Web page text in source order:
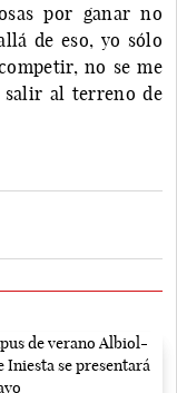
por ganar no
de eso, yo sólo
no se me
salir al terreno de